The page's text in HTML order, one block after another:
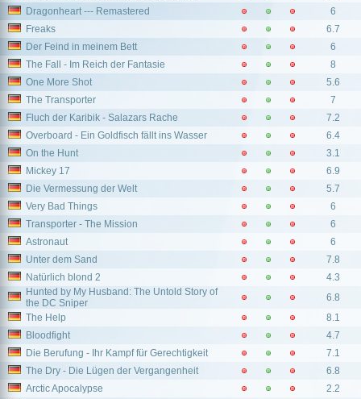
Dragonheart --- Remastered
6
Freaks
6.7
Der Feind in meinem Bett
6
The Fall - Im Reich der Fantasie
8
One More Shot
5.6
The Transporter
7
Fluch der Karibik - Salazars Rache
7.2
Overboard - Ein Goldfisch fällt ins Wasser
6.4
On the Hunt
3.1
Mickey 17
6.9
Die Vermessung der Welt
5.7
Very Bad Things
6
Transporter - The Mission
6
Astronaut
6
Unter dem Sand
7.8
Natürlich blond 2
4.3
Hunted by My Husband: The Untold Story of
the DC Sniper
6.8
The Help
8.1
Bloodfight
4.7
Die Berufung - Ihr Kampf für Gerechtigkeit
7.1
The Dry - Die Lügen der Vergangenheit
6.8
Arctic Apocalypse
2.2